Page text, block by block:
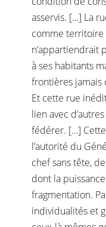
asservis. […] La
comme
n’appartiendrait
à ses habitants
frontières jamais
Et cette rue
lien avec
fédérer. […]
l’autorité du
chef sans tête,
dont la
fragmentation.
individualités et